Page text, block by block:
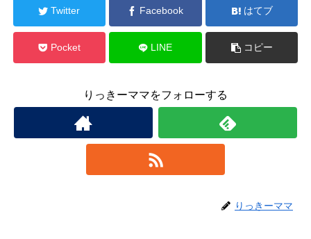
Twitter Facebook はてブ
Pocket LINE コピー
りっきーママをフォローする
りっきーママ